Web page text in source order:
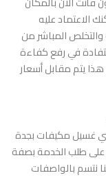
الاعتماد عليه
المباشر من
في رفع كفاءة
يتم مقابل أسعار
غسيل مكيفات بجدة
على طلب الخدمة بصفة
نتسم بالواصفات